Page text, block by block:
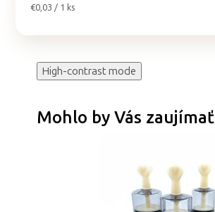
Jednotková
€0,03 / 1 ks
High-contrast mode
Mohlo by Vás zaujímať